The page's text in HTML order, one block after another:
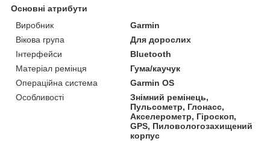
Основні атрибути
Виробник
Garmin
Вікова група
Для дорослих
Інтерфейси
Bluetooth
Матеріал ремінця
Гума/каучук
Операційна система
Garmin OS
Особливості
Знімний ремінець,
Пульсометр, Глонасс,
Акселерометр, Гіроскоп,
GPS, Пиловологозахищений
корпус